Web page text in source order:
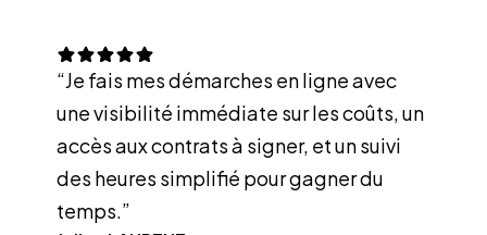
“Je fais mes démarches en ligne avec
une visibilité immédiate sur les coûts, un
accès aux contrats à signer, et un suivi
des heures simplifié pour gagner du
temps.”